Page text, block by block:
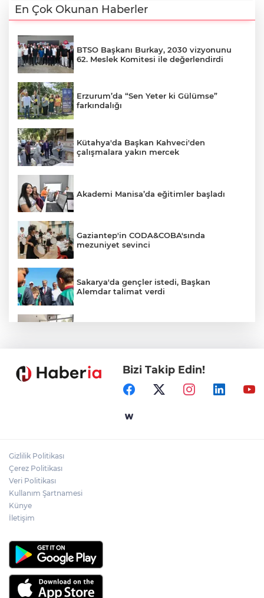
En Çok Okunan Haberler
BTSO Başkanı Burkay, 2030 vizyonunu
62. Meslek Komitesi ile değerlendirdi
Erzurum’da “Sen Yeter ki Gülümse”
farkındalığı
Kütahya'da Başkan Kahveci'den
çalışmalara yakın mercek
Akademi Manisa’da eğitimler başladı
Gaziantep'in CODA&COBA'sında
mezuniyet sevinci
Sakarya'da gençler istedi, Başkan
Alemdar talimat verdi
Ömer Çelik: 2 yıllık çalışmanın en önemli
aşamasındayız
CHP'de kongre hazırlıkları hızlandı... 8 ile
Bizi Takip Edin!
Gizlilik Politikası
Çerez Politikası
Veri Politikası
Kullanım Şartnamesi
Künye
İletişim